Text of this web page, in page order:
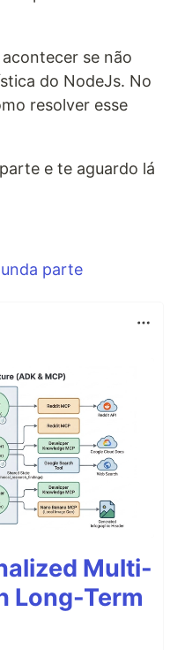
se não
do NodeJs. No
resolver esse
e te aguardo lá
parte
Multi-
Long-Term